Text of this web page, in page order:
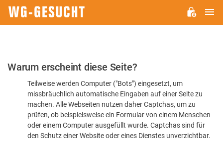
Bitte
dass
Warum erscheint diese Seite?
Teilweise werden Computer ("Bots") eingesetzt, um
missbräuchlich automatische Eingaben auf einer Seite zu
machen. Alle Webseiten nutzen daher Captchas, um zu
prüfen, ob beispielsweise ein Formular von einem Menschen
oder einem Computer ausgefüllt wurde. Captchas sind für
den Schutz einer Website oder eines Dienstes unverzichtbar.